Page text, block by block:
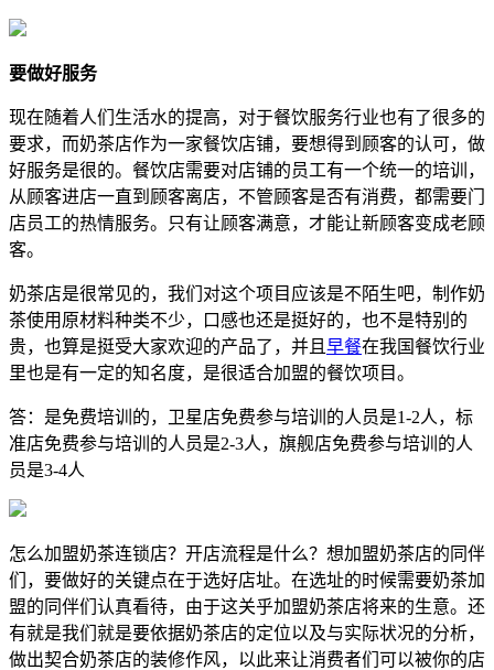
要做好服务
现在随着人们生活水的提高，对于餐饮服务行业也有了很多的
要求，而奶茶店作为一家餐饮店铺，要想得到顾客的认可，做
好服务是很的。餐饮店需要对店铺的员工有一个统一的培训，
从顾客进店一直到顾客离店，不管顾客是否有消费，都需要门
店员工的热情服务。只有让顾客满意，才能让新顾客变成老顾
客。
奶茶店是很常见的，我们对这个项目应该是不陌生吧，制作奶
茶使用原材料种类不少，口感也还是挺好的，也不是特别的
贵，也算是挺受大家欢迎的产品了，并且 早餐在我国餐饮行业
里也是有一定的知名度，是很适合加盟的餐饮项目。
答：是免费培训的，卫星店免费参与培训的人员是1-2人，标
准店免费参与培训的人员是2-3人，旗舰店免费参与培训的人
员是3-4人
怎么加盟奶茶连锁店？开店流程是什么？想加盟奶茶店的同伴
们，要做好的关键点在于选好店址。在选址的时候需要奶茶加
盟的同伴们认真看待，由于这关乎加盟奶茶店将来的生意。还
有就是我们就是要依据奶茶店的定位以及与实际状况的分析，
做出契合奶茶店的装修作风，以此来让消费者们可以被你的店